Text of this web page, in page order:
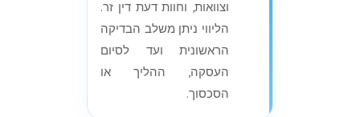
וצוואות, וחוות דעת דין זר.
הליווי ניתן משלב הבדיקה
הראשונית ועד לסיום
העסקה, ההליך או
הסכסוך.